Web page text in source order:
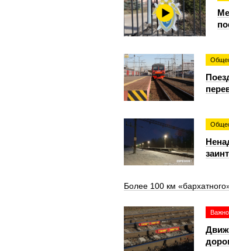
Более 100 км
Важно